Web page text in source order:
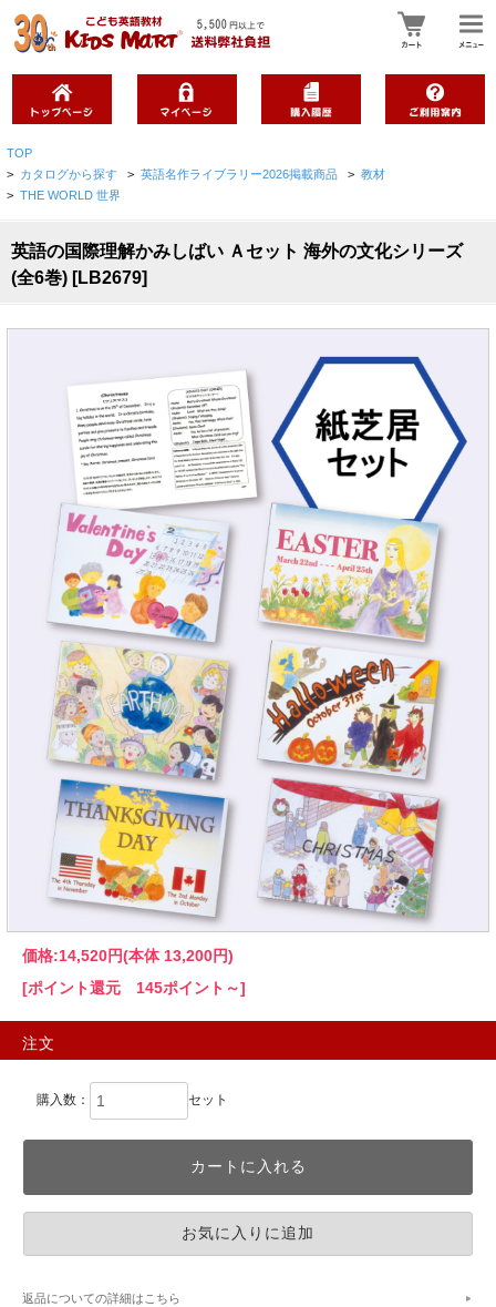
TOP
> カタログから探す > 英語名作ライブラリー2026掲載商品 > 教材
> THE WORLD 世界
英語の国際理解かみしばい Ａセット 海外の文化シリーズ
(全6巻) [LB2679]
価格:14,520円(本体 13,200円)
[ポイント還元 145ポイント～]
注文
購入数： セット
返品についての詳細はこちら